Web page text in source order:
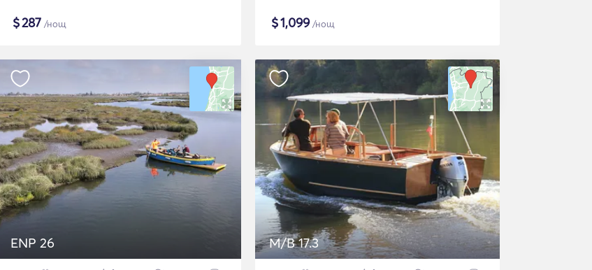
$287 /нощ $1,099/нощ
ENP 26 M/B 17.3